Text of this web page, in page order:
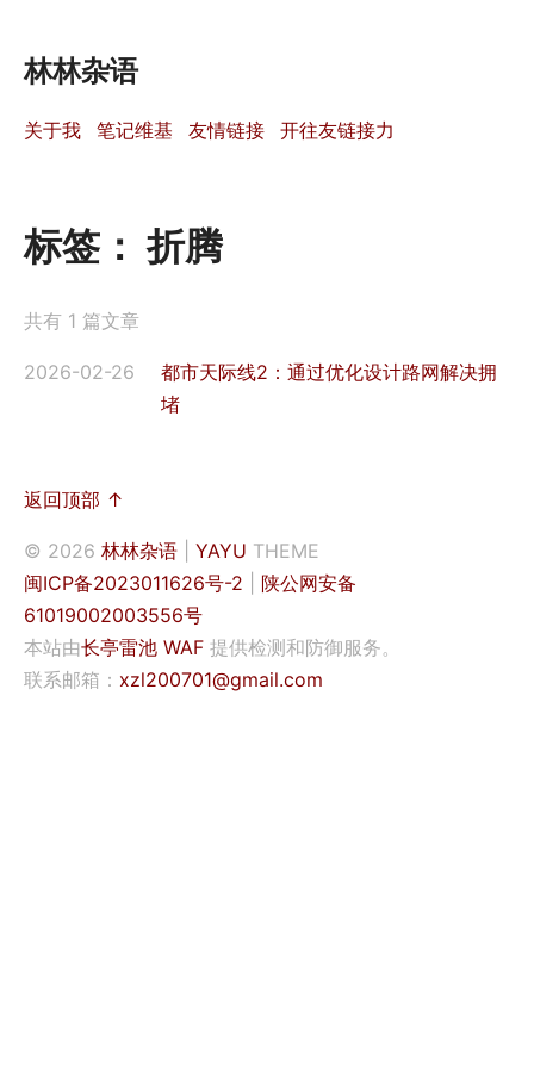
林林杂语
关于我 笔记维基 友情链接 开往友链接力
标签：折腾
共有 1 篇文章
2026-02-26
都市天际线2：通过优化设计路网解决拥
堵
返回顶部 ↑
© 2026 林林杂语 YAYU THEME
闽ICP备2023011626号-2
陕公网安备
61019002003556号
本站由长亭雷池 WAF 提供检测和防御服务。
联系邮箱： xzl200701@gmail.com